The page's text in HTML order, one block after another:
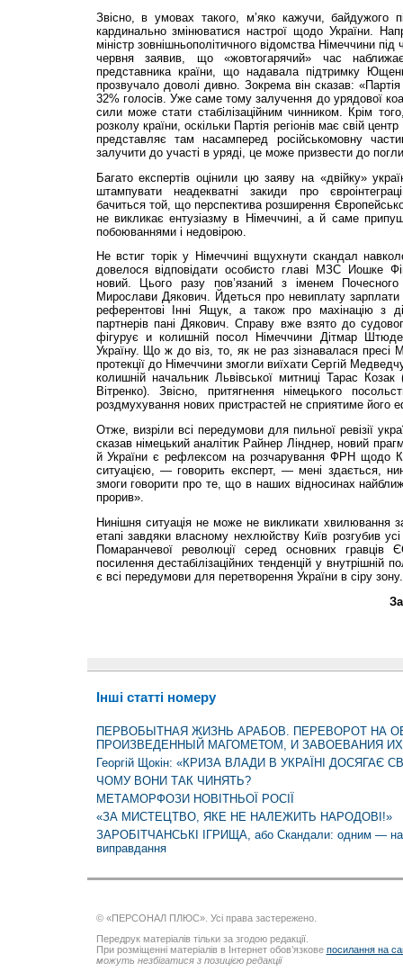
Звісно, в умовах такого, м’яко кажучи, байдужого
кардинально змінюватися настрої щодо України.
міністр зовнішньополітичного відомства Німеччини під
червня заявив, що «жовтогарячий» час
представника країни, що надавала підтримку
прозвучало доволі дивно. Зокрема він сказав:
32% голосів. Уже саме тому залучення до урядової
сили може стати стабілізаційним чинником. Крім
розколу країни, оскільки Партія регіонів має свій
представляє там насамперед російськомовну
залучити до участі в уряді, це може призвести до
Багато експертів оцінили цю заяву на «двійку»
штампувати неадекватні закиди про
бачиться той, що перспектива розширення
не викликає ентузіазму в Німеччині, а й саме
побоюваннями і недовірою.
Не встиг торік у Німеччині вщухнути скандал
довелося відповідати особисто главі МЗС Иошке
новий. Цього разу пов’язаний з іменем
Мирослави Дякович. Йдеться про невиплату зарплати
референтові Інні Ящук, а також про махінацію з
партнерів пані Дякович. Справу вже взято до
фігурує и колишній посол Німеччини Дітмар
Україну. Що ж до віз, то, як не раз зізнавалася пресі
протекції до Німеччини змогли виїхати Сергій
колишній начальник Львівської митниці Тарас
Вітренко). Звісно, притягнення німецького
роздмухування нових пристрастей не сприятиме його
Отже, визріли всі передумови для пильної ревізії
сказав німецький аналітик Райнер Лінднер, новий
й України є рефлексом на розчарування ФРН щодо
ситуацією, — говорить експерт, — мені здається,
змоги говорити про те, що в наших відносинах
прорив».
Нинішня ситуація не може не викликати хвилювання
етапі завдяки власному нехлюйству Київ розгубив
Помаранчевої революції серед основних
посилення дестабілізаційних тенденцій у внутрішній
є всі передумови для перетворення України в сіру
Інші статті номеру
ПЕРВОБЫТНАЯ ЖИЗНЬ АРАБОВ. ПЕРЕВОРОТ НА
ПРОИЗВЕДЕННЫЙ МАГОМЕТОМ, И ЗАВОЕВАНИЯ ИХ
Георгій Щокін: «КРИЗА ВЛАДИ В УКРАЇНІ ДОСЯГАЄ
ЧОМУ ВОНИ ТАК ЧИНЯТЬ?
МЕТАМОРФОЗИ НОВІТНЬОЇ РОСІЇ
«ЗА МИСТЕЦТВО, ЯКЕ НЕ НАЛЕЖИТЬ НАРОДОВІ!»
ЗАРОБІТЧАНСЬКІ ІГРИЩА, або Скандали: одним — на
виправдання
© «ПЕРСОНАЛ ПЛЮС». Усі права застережено.
Передрук матеріалів тільки за згодою редакції.
При розміщенні матеріалів в Інтернет обов’язкове посилання на
можуть незбігатися з позицією редакції